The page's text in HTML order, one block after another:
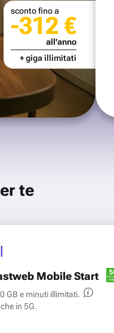
sconto fino a
-312 €
all'anno
+ giga illimitati
te
Mobile Start
GB e minuti illimitati.
in 5G.